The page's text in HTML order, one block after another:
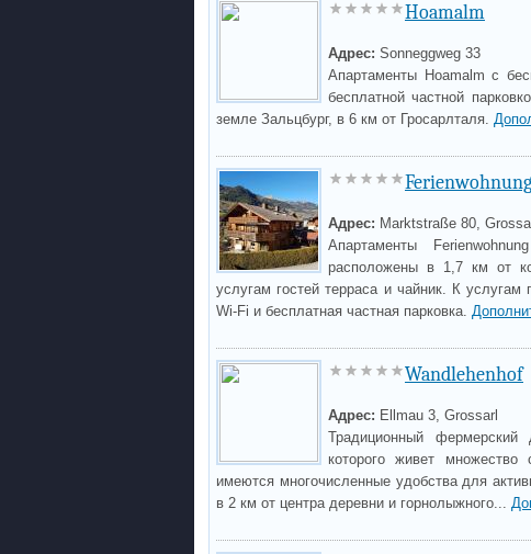
Hoamalm
Адрес: Sonneggweg 33
Апартаменты Hoamalm с
бесплатной частной
земле Зальцбург, в 6 км от Гросарлталя.
Адрес: Marktstraße 80,
Апартаменты
расположены в 1,7 км от
услугам гостей терраса и чайник. К
Wi-Fi и бесплатная частная парковка.
Wandlehenhof
Адрес: Ellmau 3, Grossarl
Традиционный фермерский
которого живет множество
имеются многочисленные удобства для
в 2 км от центра деревни и горнолыжного...